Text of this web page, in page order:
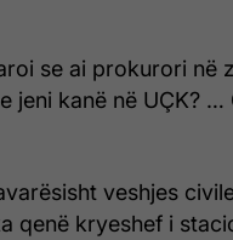
se ai prokurori në
jeni kanë në UÇK? …
veshjes
qenë kryeshef i